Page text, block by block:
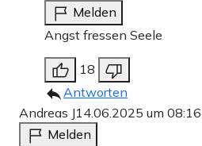
Melden
Angst fressen Seele
18
Antworten
Andreas J14.06.2025 um
Melden